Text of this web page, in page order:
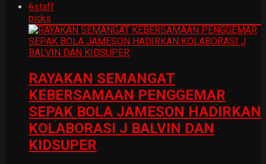
6staff
picks
RAYAKAN SEMANGAT
KEBERSAMAAN PENGGEMAR
SEPAK BOLA JAMESON HADIRKAN
KOLABORASI J BALVIN DAN
KIDSUPER